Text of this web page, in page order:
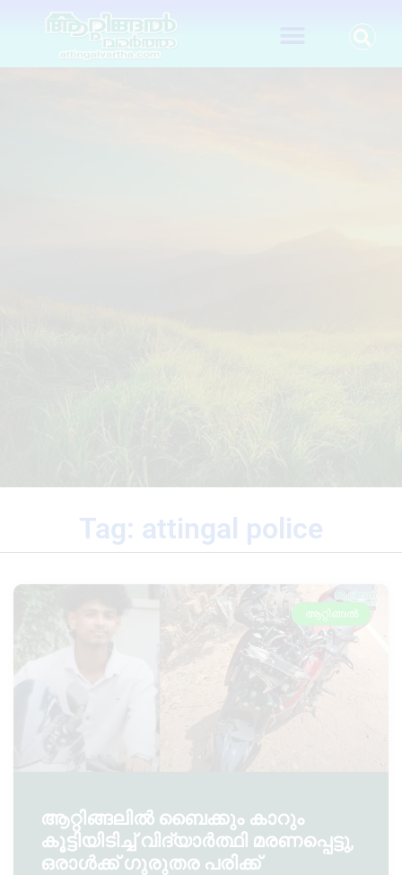
Tag: attingal police
ആറ്റിങ്ങൽ
ആറ്റിങ്ങലിൽ ബൈക്കും കാറും
കൂട്ടിയിടിച്ച് വിദ്യാർത്ഥി മരണപ്പെട്ടു,
ഒരാൾക്ക് ഗുരുതര പരിക്ക്